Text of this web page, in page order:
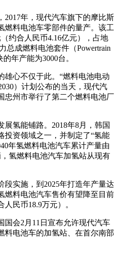
2017年，现代汽车旗下的摩比斯
燃料电池车零部件的量产。该工
约合人民币4.16亿元），占地
总成燃料电池套件（Powertrain
的年产能为3000台。
雄心不仅于此。“燃料电池电动
）计划公布的当天，现代汽
忠州市举行了第二个燃料电池厂
展氢能铺路。2018年8月，韩国
投资领域之一，并制定了“氢能
年氢燃料电池汽车累计产量由
氢燃料电池汽车加氢站从现有
段实施，到2025年打造年产量达
燃料电池汽车售价有望降至目前
民币18.9万元）。
国会2月11日宣布允许现代汽车
料电池车的加氢站、在首尔南部